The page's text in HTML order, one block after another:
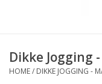
Fournituren
Dikke Jogging
HOME/ DIKKE JOGGING -